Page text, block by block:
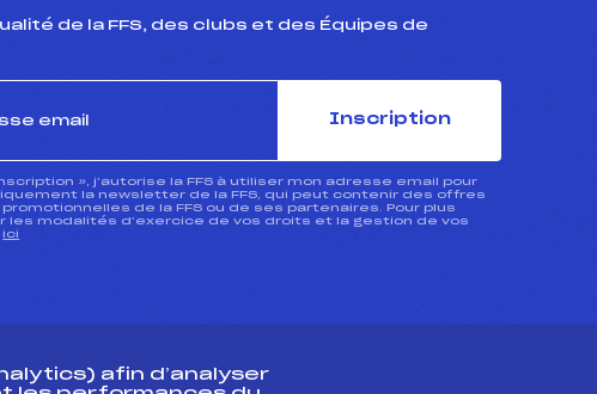
de la FFS, des clubs et des Équipes de
Inscription
», j’autorise la FFS à utiliser mon adresse email pour
la newsletter de la FFS, qui peut contenir des offres
de la FFS ou de ses partenaires. Pour plus
les modalités d’exercice de vos droits et la gestion de vos
ici
afin d’analyser